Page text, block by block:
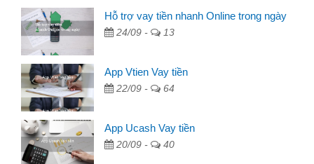
Hỗ trợ vay tiền nhanh Online trong ngày
24/09 - 13
App Vtien Vay tiền
22/09 - 64
App Ucash Vay tiền
20/09 - 40